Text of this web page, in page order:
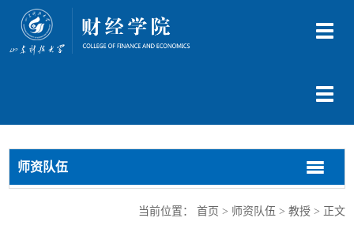
切
切
导
师资队伍
切
换
航
切
换
航
当前位置： 首页 > 师资队伍 > 教授> 正文